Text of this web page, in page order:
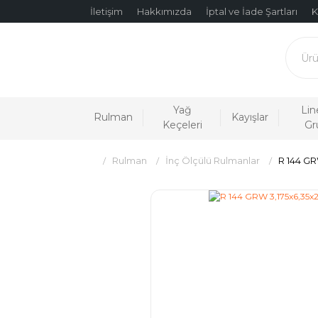
İletişim Hakkımızda İptal ve İade Şartları
Rulman
Yağ
Keçeleri
Kayışlar
Rulman İnç Ölçülü Rulmanlar R 144